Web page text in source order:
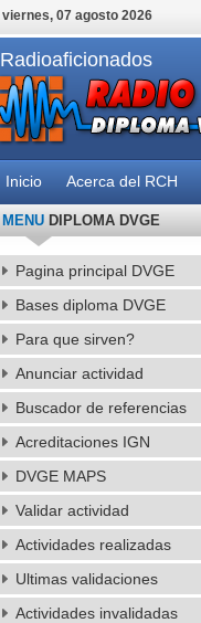
viernes, 07 agosto 2026
Radioaficionados
Inicio Acerca del RCH
MENUDIPLOMA DVGE
Pagina principal DVGE
Bases diploma DVGE
Para que sirven?
Anunciar actividad
Buscador de referencias
Acreditaciones IGN
DVGE MAPS
Validar actividad
Actividades realizadas
Ultimas validaciones
Actividades invalidadas